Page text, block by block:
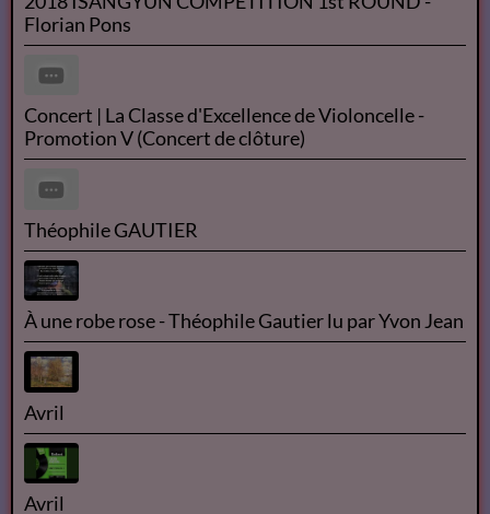
Florian Pons's Preliminary Round at the 2018
Schoenfeld International String Competition
Florian Pons - Classe d'Excellence - Kol Nidrei Bruch
2018 ISANGYUN COMPETITION 1st ROUND -
Florian Pons
Concert | La Classe d'Excellence de Violoncelle -
Promotion V (Concert de clôture)
Théophile GAUTIER